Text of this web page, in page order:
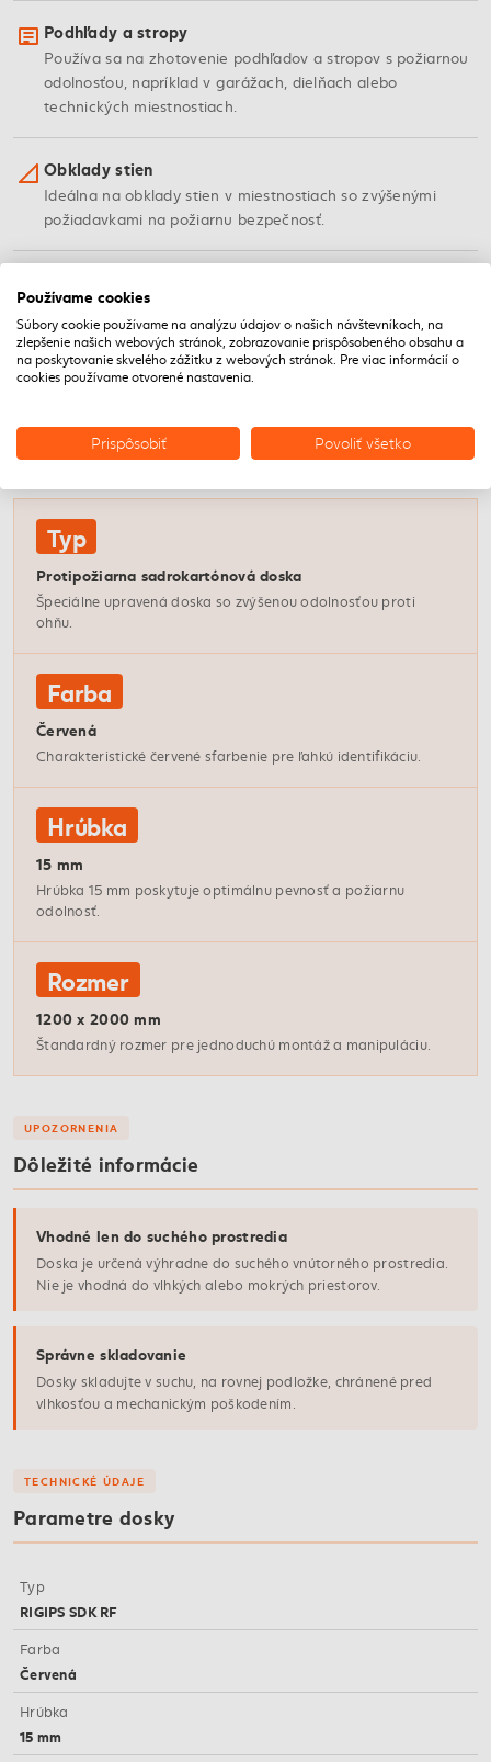
Podhľady a stropy
Používa sa na zhotovenie podhľadov a stropov s požiarnou
odolnosťou, napríklad v garážach, dielňach alebo
technických miestnostiach.
Obklady stien
Ideálna na obklady stien v miestnostiach so zvýšenými
požiadavkami na požiarnu bezpečnosť.
Pri rekonštrukciách, kde je potrebné dodatočne zvýšiť
požiarnu odolnosť konštrukcií.
Vlastnosti protipožiarnej dosky
Typ
Protipožiarna sadrokartónová doska
Špeciálne upravená doska so zvýšenou odolnosťou proti
ohňu.
Farba
Červená
Charakteristické červené sfarbenie pre ľahkú identifikáciu.
Hrúbka
15 mm
Hrúbka 15 mm poskytuje optimálnu pevnosť a požiarnu
odolnosť.
Rozmer
1200 x 2000 mm
Štandardný rozmer pre jednoduchú montáž a manipuláciu.
UPOZORNENIA
Dôležité informácie
Vhodné len do suchého prostredia
Doska je určená výhradne do suchého vnútorného prostredia.
Nie je vhodná do vlhkých alebo mokrých priestorov.
Správne skladovanie
Dosky skladujte v suchu, na rovnej podložke, chránené pred
vlhkosťou a mechanickým poškodením.
TECHNICKÉ ÚDAJE
Parametre dosky
Typ
RIGIPS SDK RF
Farba
Červená
Hrúbka
15 mm
Používame cookies
Súbory cookie používame na analýzu údajov o našich návštevníkoch, na
zlepšenie našich webových stránok, zobrazovanie prispôsobeného obsahu a
na poskytovanie skvelého zážitku z webových stránok. Pre viac informácií o
cookies používame otvorené nastavenia.
Prispôsobiť Povoliť všetko